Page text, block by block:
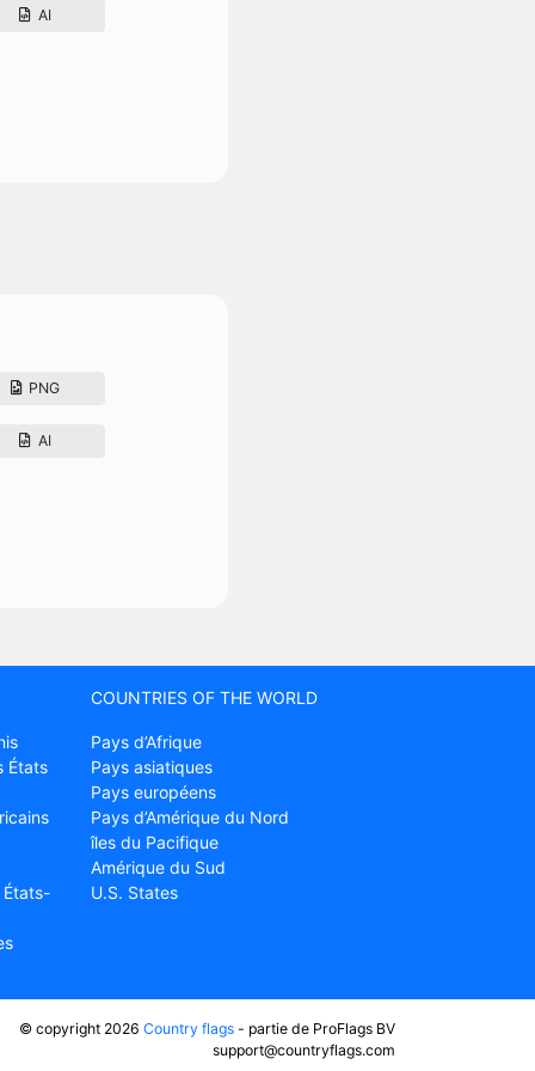
AI
PNG
AI
États
États-
COUNTRIES OF THE WORLD
Pays d’Afrique
Pays asiatiques
Pays européens
Pays d’Amérique du Nord
îles du Pacifique
Amérique du Sud
U.S. States
© copyright 2026 Country flags - partie de ProFlags BV
support@countryflags.com